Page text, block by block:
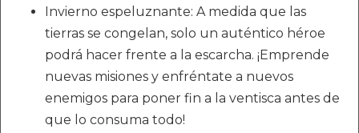
Invierno espeluznante: A medida que las
tierras se congelan, solo un auténtico héroe
podrá hacer frente a la escarcha. ¡Emprende
nuevas misiones y enfréntate a nuevos
enemigos para poner fin a la ventisca antes de
que lo consuma todo!